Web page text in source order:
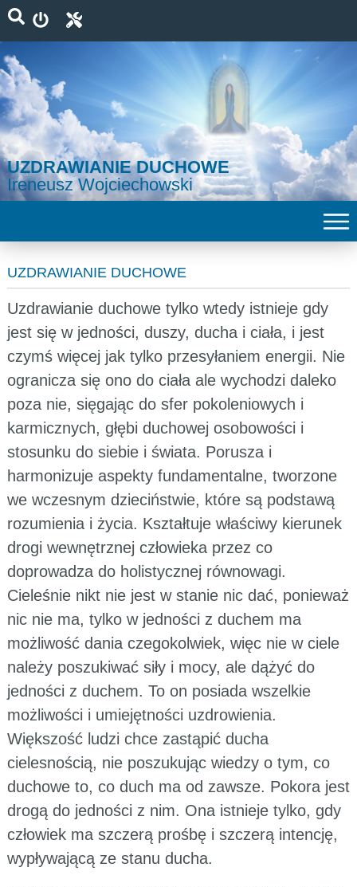
UZDRAWIANIE DUCHOWE
Ireneusz Wojciechowski
UZDRAWIANIE DUCHOWE
Uzdrawianie duchowe tylko wtedy istnieje gdy
jest się w jedności, duszy, ducha i ciała, i jest
czymś więcej jak tylko przesyłaniem energii. Nie
ogranicza się ono do ciała ale wychodzi daleko
poza nie, sięgając do sfer pokoleniowych i
karmicznych, głębi duchowej osobowości i
stosunku do siebie i świata. Porusza i
harmonizuje aspekty fundamentalne, tworzone
we wczesnym dzieciństwie, które są podstawą
rozumienia i życia. Kształtuje właściwy kierunek
drogi wewnętrznej człowieka przez co
doprowadza do holistycznej równowagi.
Cieleśnie nikt nie jest w stanie nic dać, ponieważ
nic nie ma, tylko w jedności z duchem ma
możliwość dania czegokolwiek, więc nie w ciele
należy poszukiwać siły i mocy, ale dążyć do
jedności z duchem. To on posiada wszelkie
możliwości i umiejętności uzdrowienia.
Większość ludzi chce zastąpić ducha
cielesnością, nie poszukując wiedzy o tym, co
duchowe to, co duch ma od zawsze. Pokora jest
drogą do jedności z nim. Ona istnieje tylko, gdy
człowiek ma szczerą prośbę i szczerą intencję,
wypływającą ze stanu ducha.